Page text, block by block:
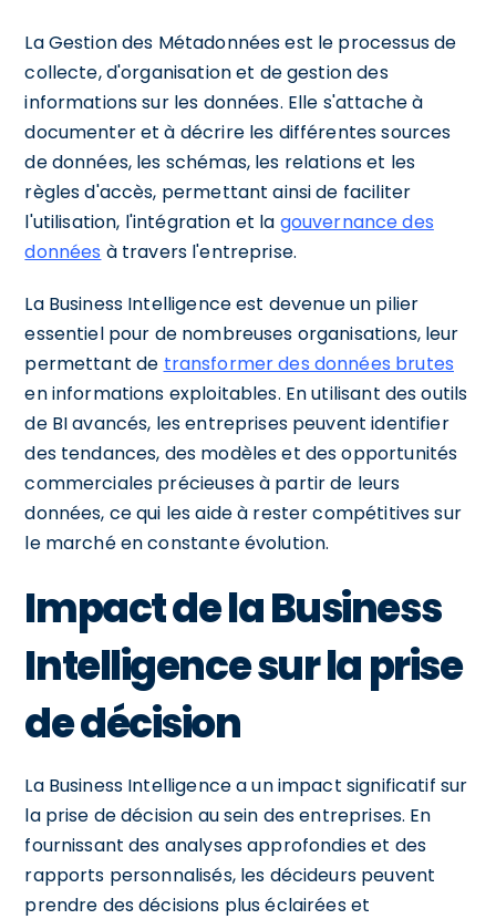
La Gestion des Métadonnées est le processus de
collecte, d'organisation et de gestion des
informations sur les données. Elle s'attache à
documenter et à décrire les différentes sources
de données, les schémas, les relations et les
règles d'accès, permettant ainsi de faciliter
l'utilisation, l'intégration et la gouvernance des
données à travers l'entreprise.
La Business Intelligence est devenue un pilier
essentiel pour de nombreuses organisations, leur
permettant de transformer des données brutes
en informations exploitables. En utilisant des outils
de BI avancés, les entreprises peuvent identifier
des tendances, des modèles et des opportunités
commerciales précieuses à partir de leurs
données, ce qui les aide à rester compétitives sur
le marché en constante évolution.
Impact de la Business
Intelligence sur la prise
de décision
La Business Intelligence a un impact significatif sur
la prise de décision au sein des entreprises. En
fournissant des analyses approfondies et des
rapports personnalisés, les décideurs peuvent
prendre des décisions plus éclairées et